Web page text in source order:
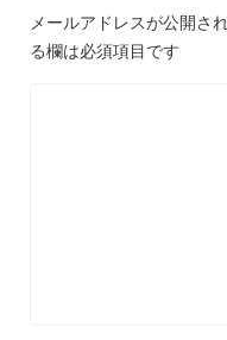
メールアドレスが公開さ
る欄は必須項目です